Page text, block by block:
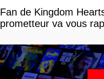
Fan de Kingdom
prometteur va vous